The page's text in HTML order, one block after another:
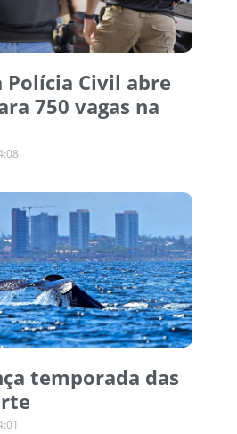
Polícia Civil abre
750 vagas na
temporada das